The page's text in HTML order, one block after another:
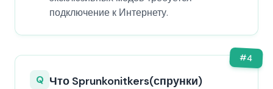
подключение к Интернету.
#4
Q Что Sprunkonitkers(спрунки)